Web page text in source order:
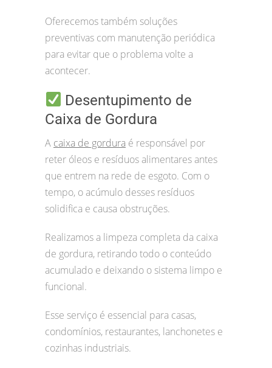
Oferecemos também soluções
preventivas com manutenção periódica
para evitar que o problema volte a
acontecer.
Desentupimento de
Caixa de Gordura
A caixa de gordura é responsável por
reter óleos e resíduos alimentares antes
que entrem na rede de esgoto. Com o
tempo, o acúmulo desses resíduos
solidifica e causa obstruções.
Realizamos a limpeza completa da caixa
de gordura, retirando todo o conteúdo
acumulado e deixando o sistema limpo e
funcional.
Esse serviço é essencial para casas,
condomínios, restaurantes, lanchonetes e
cozinhas industriais.